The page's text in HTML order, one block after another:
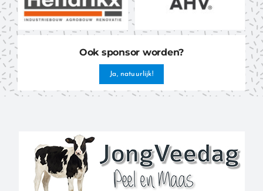
Ook sponsor worden?
Ja, natuurlijk!